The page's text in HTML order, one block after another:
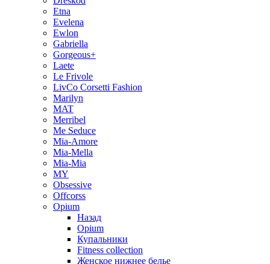
Etna
Evelena
Ewlon
Gabriella
Gorgeous+
Laete
Le Frivole
LivCo Corsetti Fashion
Marilyn
MAT
Merribel
Me Seduce
Mia-Amore
Mia-Mella
Mia-Mia
MY
Obsessive
Offcorss
Opium
Назад
Opium
Купальники
Fitness collection
Женское нижнее белье